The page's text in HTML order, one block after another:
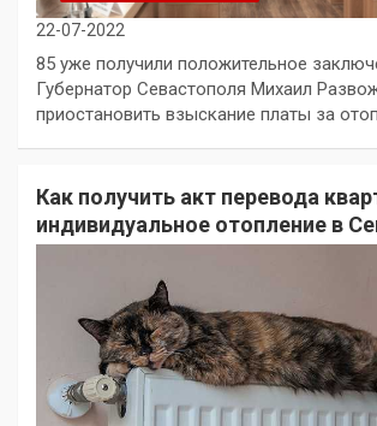
22-07-2022
85 уже получили положительное
Губернатор Севастополя Михаил
приостановить взыскание платы за
Как получить акт перевода
индивидуальное отопление в